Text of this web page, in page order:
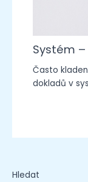
Systém
Často
dokladů v
Hledat